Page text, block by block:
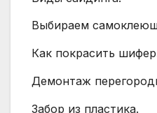
Выбираем
Как покрасить
Демонтаж
Забор из пластика.